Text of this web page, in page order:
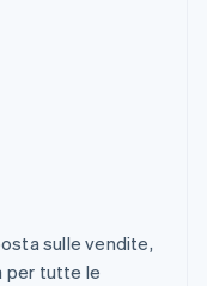
sulle vendite,
per tutte le